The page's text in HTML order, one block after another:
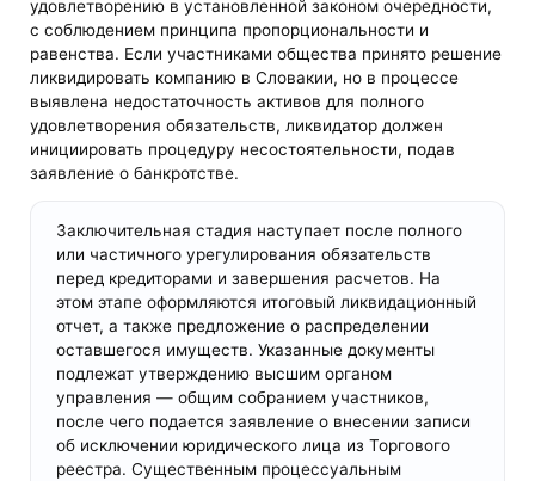
удовлетворению в установленной законом очередности,
с соблюдением принципа пропорциональности и
равенства. Если участниками общества принято решение
ликвидировать компанию в Словакии, но в процессе
выявлена недостаточность активов для полного
удовлетворения обязательств, ликвидатор должен
инициировать процедуру несостоятельности, подав
заявление о банкротстве.
Заключительная стадия наступает после полного
или частичного урегулирования обязательств
перед кредиторами и завершения расчетов. На
этом этапе оформляются итоговый ликвидационный
отчет, а также предложение о распределении
оставшегося имуществ. Указанные документы
подлежат утверждению высшим органом
управления — общим собранием участников,
после чего подается заявление о внесении записи
об исключении юридического лица из Торгового
реестра. Существенным процессуальным